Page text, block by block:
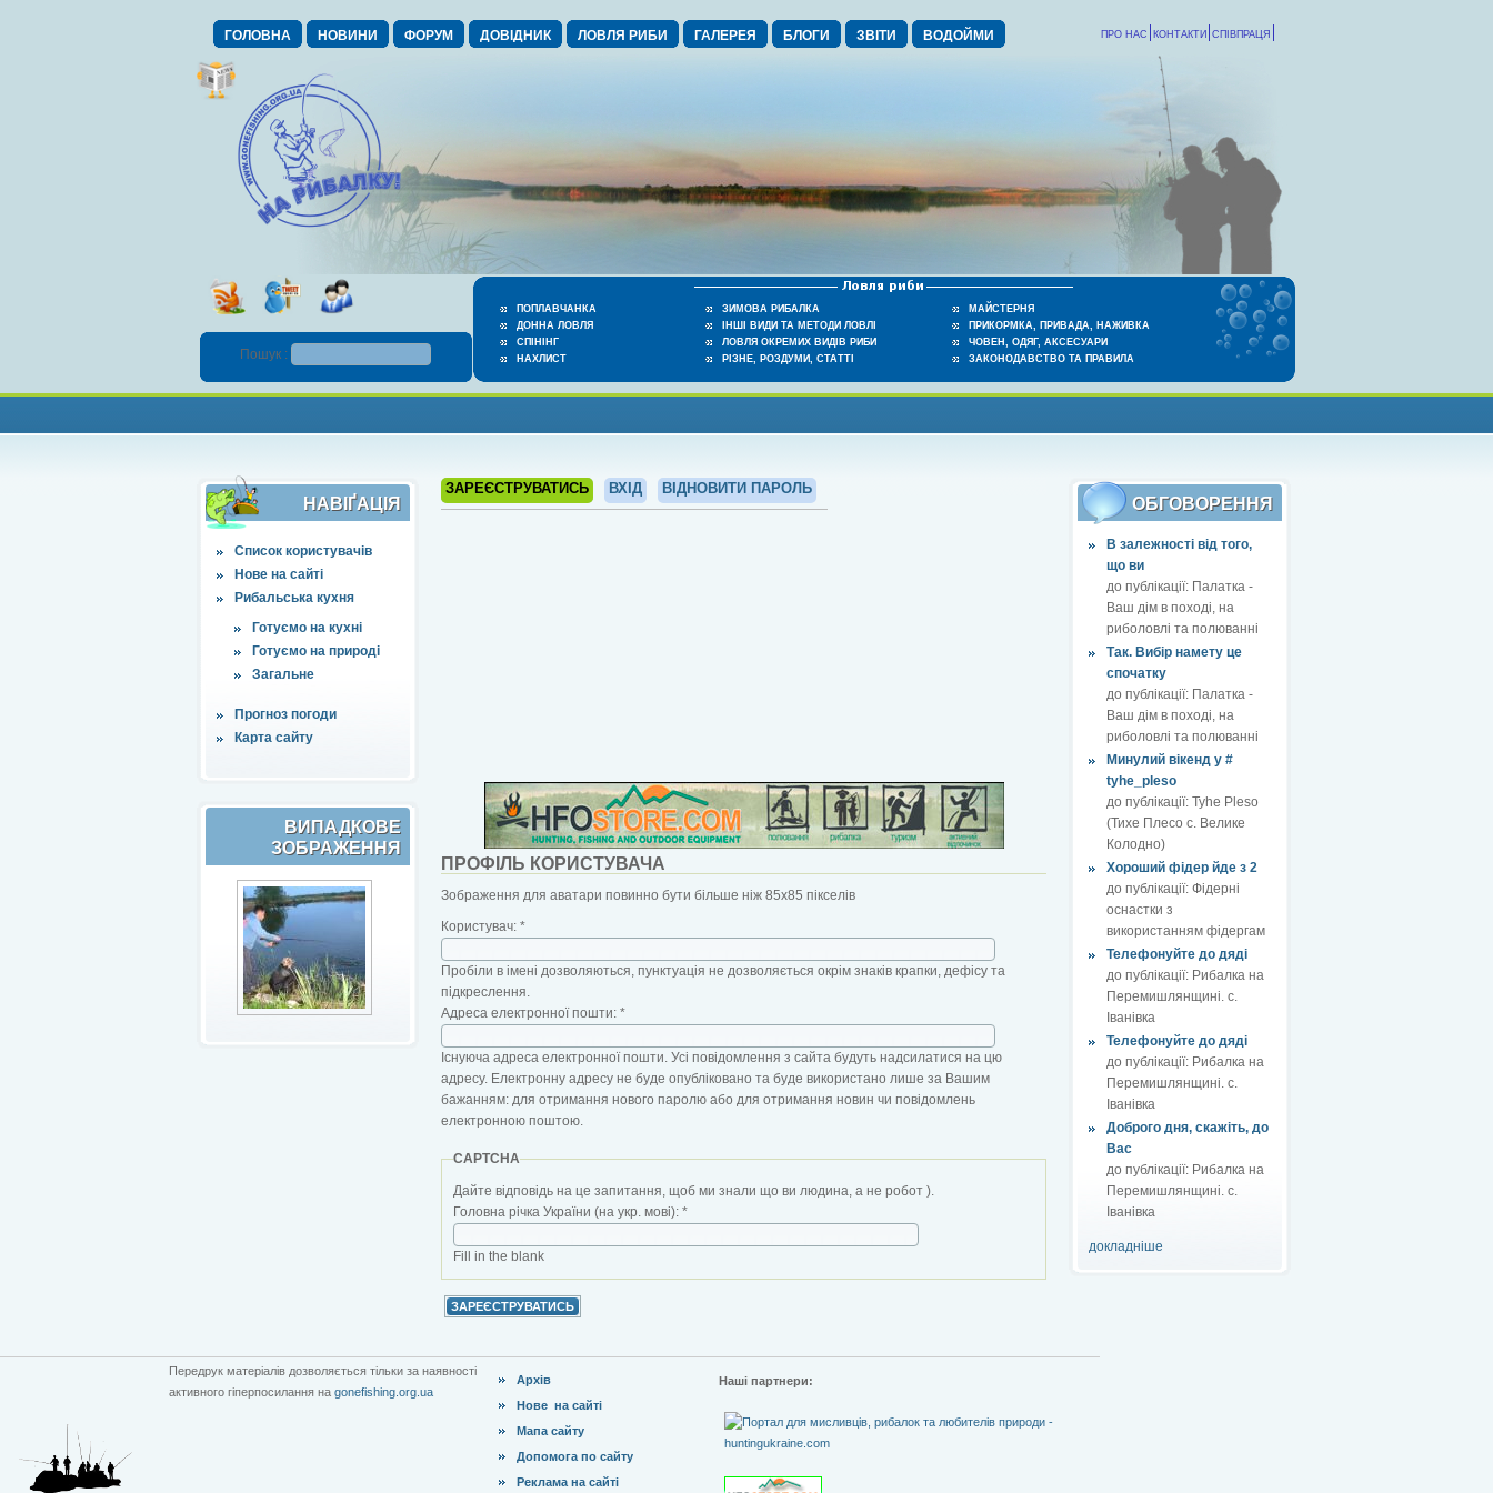
ГОЛОВНА НОВИНИ ФОРУМ ДОВІДНИК ЛОВЛЯ РИБИ ГАЛЕРЕЯ БЛОГИ ЗВІТИ ВОДОЙМИ СПІВПРАЦЯ
КОНТАКТИ
ПРО НАС
ПОПЛАВЧАНКА
ДОННА ЛОВЛЯ
СПІНІНГ
НАХЛИСТ
ЗИМОВА РИБАЛКА
ІНШІ ВИДИ ТА МЕТОДИ ЛОВЛІ
ЛОВЛЯ ОКРЕМИХ ВИДІВ РИБИ
РІЗНЕ, РОЗДУМИ, СТАТТІ
МАЙСТЕРНЯ
ПРИКОРМКА, ПРИВАДА, НАЖИВКА
ЧОВЕН, ОДЯГ, АКСЕСУАРИ
ЗАКОНОДАВСТВО ТА ПРАВИЛА
Пошук :
НАВІҐАЦІЯ
Список користувачів
Нове на сайті
Рибальська кухня
Готуємо на кухні
Готуємо на природі
Загальне
Прогноз погоди
Карта сайту
ВИПАДКОВЕ
ЗОБРАЖЕННЯ
ЗАРЕЄСТРУВАТИСЬ ВХІД ВІДНОВИТИ ПАРОЛЬ
ОБГОВОРЕННЯ
В залежності від того,
що ви
до публікації: Палатка -
Ваш дім в поході, на
риболовлі та полюванні
Так. Вибір намету це
спочатку
до публікації: Палатка -
Ваш дім в поході, на
риболовлі та полюванні
Минулий вікенд у #
tyhe_pleso
до публікації: Tyhe Pleso
(Тихе Плесо с. Велике
Колодно)
Хороший фідер йде з 2
до публікації: Фідерні
оснастки з
використанням фідергам
Телефонуйте до дяді
до публікації: Рибалка на
Перемишлянщині. с.
Іванівка
Телефонуйте до дяді
до публікації: Рибалка на
Перемишлянщині. с.
Іванівка
Доброго дня, скажіть, до
Вас
до публікації: Рибалка на
Перемишлянщині. с.
Іванівка
докладніше
ПРОФІЛЬ КОРИСТУВАЧА
Зображення для аватари повинно бути більше ніж 85x85 пікселів
Користувач: *
Пробіли в імені дозволяються, пунктуація не дозволяється окрім знаків крапки, дефісу та
підкреслення.
Адреса електронної пошти: *
Існуюча адреса електронної пошти. Усі повідомлення з сайта будуть надсилатися на цю
адресу. Електронну адресу не буде опубліковано та буде використано лише за Вашим
бажанням: для отримання нового паролю або для отримання новин чи повідомлень
електронною поштою.
CAPTCHA
Дайте відповідь на це запитання, щоб ми знали що ви людина, а не робот ).
Головна річка України (на укр. мові): *
Fill in the blank
Передрук матеріалів дозволяється тільки за наявності
активного гіперпосилання на gonefishing.org.ua
Архів
Нове на сайті
Мапа сайту
Допомога по сайту
Реклама на сайті
Наші партнери: